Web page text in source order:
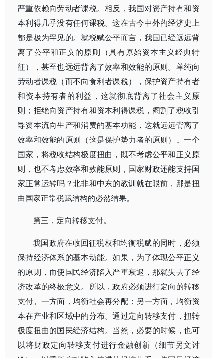
严重依赖向劳动者课税。相反，我国对资产持有和资
本利得几乎没有任何课税。这在古今中外的经济史上
都是极为罕见的。就税赋公平而言，我国已经远远背
离了公平和正义的原则（具有原始资本主义经典特
征），甚至也远远背离了效率和效能的原则。单纯向
劳动者课税（而不向食利者课税），保护资产持有者
和资本持有者的利益，这就彻底背离了社会主义原
则；拒绝向资产持有和资本利得课税，阉割了税收引
导资本流向生产和消费的基本功能，这就远远背离了
效率和效能的原则（这是保护势力者的原则）。一个
国家，将税收结构极度扭曲，既不考虑公平和正义原
则，也不考虑效率和效能原则，国家财政还能支持国
家正常运转吗？北非和中东的教训就在眼前，那是扭
曲国家正常税赋结构的必然结果。
第三，定向转移支付。
我国政府在收回征税权和均衡税赋的同时，必须
保持经济体系的基本动能。如果，为了体现公平正义
的原则，而使国民经济陷入严重衰退，那就失去了经
济改革的终极意义。所以，政府必须进行定向的转移
支付。一方面，均衡社会再分配；另一方面，均衡资
本在产业和区域中的分布。通过定向转移支付，扭转
极度扭曲的国民经济结构。当然，必要的时候，也可
以将财政定向转移支付进行金融创新（细节另文讨